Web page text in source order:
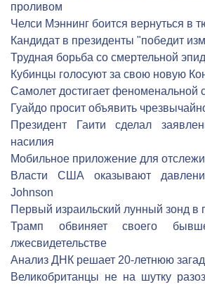
проливом
Челси Мэннинг боится вернуться в
Кандидат в президенты "победит
Трудная борьба со смертельной
Кубинцы голосуют за свою новую
Cамолет достигает феноменальной
Гуайдо просит объявить
Президент Гаити сделал
насилия
Мобильное приложение для
Власти США оказывают
Johnson
Первый израильский лунный зонд в
Трамп обвиняет своего
лжесвидетельстве
Анализ ДНК решает 20-летнюю
Великобританцы не на шутку